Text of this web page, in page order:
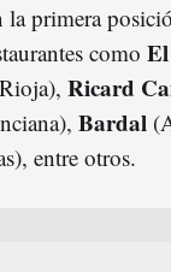
primera
como
Ricard
Bardal
entre otros.